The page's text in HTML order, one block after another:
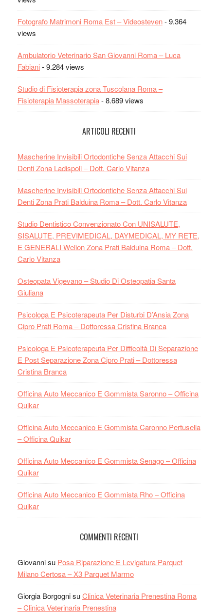
Fotografo Matrimoni Roma Est – Videosteven- 9.364
views
Ambulatorio Veterinario San Giovanni Roma – Luca
Fabiani- 9.284 views
Studio di Fisioterapia zona Tuscolana Roma –
Fisioterapia Massoterapia- 8.689 views
ARTICOLI RECENTI
Mascherine Invisibili Ortodontiche Senza Attacchi Sui
Denti Zona Ladispoli – Dott. Carlo Vitanza
Mascherine Invisibili Ortodontiche Senza Attacchi Sui
Denti Zona Prati Balduina Roma – Dott. Carlo Vitanza
Studio Dentistico Convenzionato Con UNISALUTE,
SISALUTE, PREVIMEDICAL, DAYMEDICAL, MY RETE,
E GENERALI Welion Zona Prati Balduina Roma – Dott.
Carlo Vitanza
Osteopata Vigevano – Studio Di Osteopatia Santa
Giuliana
Psicologa E Psicoterapeuta Per Disturbi D’Ansia Zona
Cipro Prati Roma – Dottoressa Cristina Branca
Psicologa E Psicoterapeuta Per Difficoltà Di Separazione
E Post Separazione Zona Cipro Prati – Dottoressa
Cristina Branca
Officina Auto Meccanico E Gommista Saronno – Officina
Quikar
Officina Auto Meccanico E Gommista Caronno Pertusella
– Officina Quikar
Officina Auto Meccanico E Gommista Senago – Officina
Quikar
Officina Auto Meccanico E Gommista Rho – Officina
Quikar
COMMENTI RECENTI
Giovannisu Posa Riparazione E Levigatura Parquet
Milano Certosa – X3 Parquet Marmo
Giorgia BorgognisuClinica Veterinaria Prenestina Roma
– Clinica Veterinaria Prenestina